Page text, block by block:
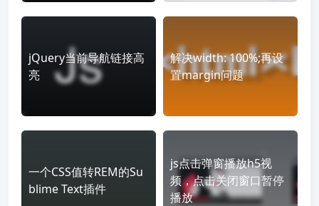
jQuery当前导航链接高
亮
解决width: 100%;再设
置margin问题
一个CSS值转REM的Su
blime Text插件
js点击弹窗播放h5视
频，点击关闭窗口暂停
播放